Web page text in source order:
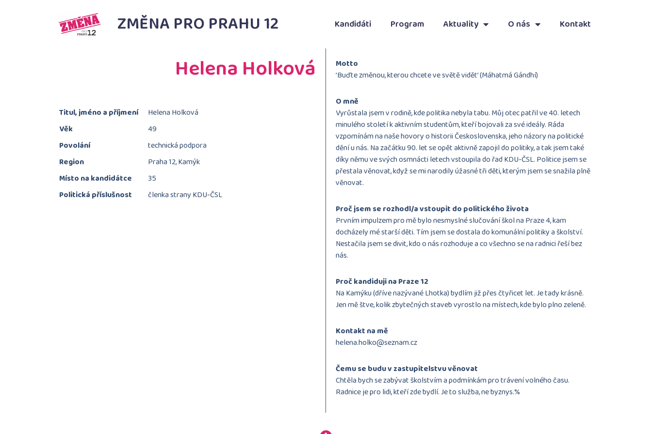
ZMĚNA PRO PRAHU 12 Kandidáti Program Aktuality O nás Kontakt
Helena Holková
Titul, jméno a příjmení
Helena Holková
Věk
49
Povolání
technická podpora
Region
Praha 12, Kamýk
Místo na kandidátce
35
Politická příslušnost
členka strany KDU-ČSL
Motto
’Buďte změnou, kterou chcete ve světě vidět’ (Máhatmá Gándhí)
O mně
Vyrůstala jsem v rodině, kde politika nebyla tabu. Můj otec patřil ve 40. letech
minulého století k aktivním studentům, kteří bojovali za své ideály. Ráda
vzpomínám na naše hovory o historii Československa, jeho názory na politické
dění u nás. Na začátku 90. let se opět aktivně zapojil do politiky, a tak jsem také
díky němu ve svých osmnácti letech vstoupila do řad KDU-ČSL. Politice jsem se
přestala věnovat, když se mi narodily úžasné tři děti, kterým jsem se snažila plně
věnovat.
Proč jsem se rozhodl/a vstoupit do politického života
Prvním impulzem pro mě bylo nesmyslné slučování škol na Praze 4, kam
docházely mé starší děti. Tím jsem se dostala do komunální politiky a školství.
Nestačila jsem se divit, kdo o nás rozhoduje a co všechno se na radnici řeší bez
nás.
Proč kandiduji na Praze 12
Na Kamýku (dříve nazývané Lhotka) bydlím již přes čtyřicet let. Je tady krásně.
Jen mě štve, kolik zbytečných staveb vyrostlo na místech, kde bylo plno zeleně.
Kontakt na mě
helena.holko@seznam.cz
Čemu se budu v zastupitelstvu věnovat
Chtěla bych se zabývat školstvím a podmínkám pro trávení volného času.
Radnice je pro lidi, kteří zde bydlí. Je to služba, ne byznys.%